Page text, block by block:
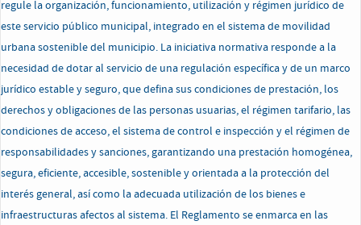
regule la organización, funcionamiento, utilización y régimen jurídico de
este servicio público municipal, integrado en el sistema de movilidad
urbana sostenible del municipio. La iniciativa normativa responde a la
necesidad de dotar al servicio de una regulación específica y de un marco
jurídico estable y seguro, que defina sus condiciones de prestación, los
derechos y obligaciones de las personas usuarias, el régimen tarifario, las
condiciones de acceso, el sistema de control e inspección y el régimen de
responsabilidades y sanciones, garantizando una prestación homogénea,
segura, eficiente, accesible, sostenible y orientada a la protección del
interés general, así como la adecuada utilización de los bienes e
infraestructuras afectos al sistema. El Reglamento se enmarca en las